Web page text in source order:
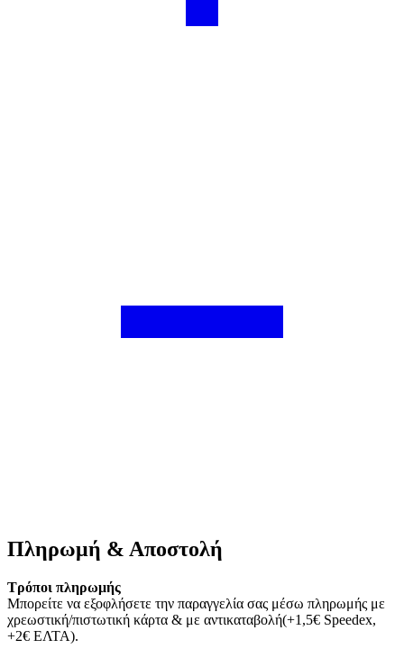
Πληρωμή & Αποστολή
Τρόποι πληρωμής
Μπορείτε να εξοφλήσετε την παραγγελία σας μέσω πληρωμής με
χρεωστική/πιστωτική κάρτα & με αντικαταβολή(+1,5€ Speedex,
+2€ ΕΛΤΑ).